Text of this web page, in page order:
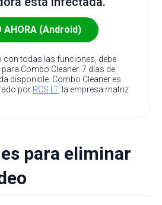
AHORA (Android)
con todas las funciones, debe
Combo Cleaner. 7 días de
disponible. Combo Cleaner es
por RCS LT, la empresa matriz
para eliminar